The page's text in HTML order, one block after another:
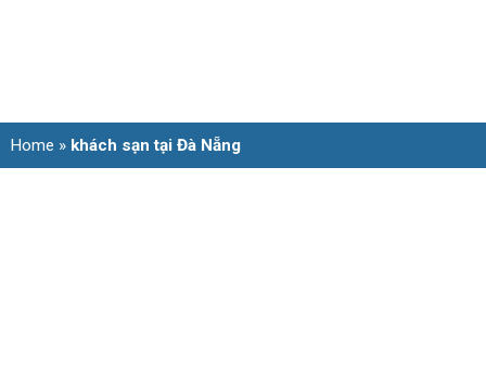
Home » khách sạn tại Đà Nẵng